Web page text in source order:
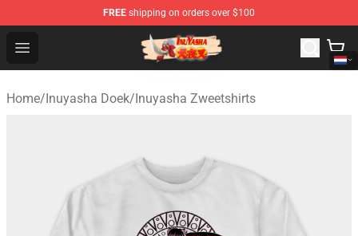
FREE shipping on orders over $100
Open menu
Inuyasha Store - Official Inuyasha Merchandise Shop
Home/Inuyasha Doek/Inuyasha Zweetshirts